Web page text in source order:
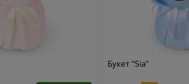
Букет "Sia"